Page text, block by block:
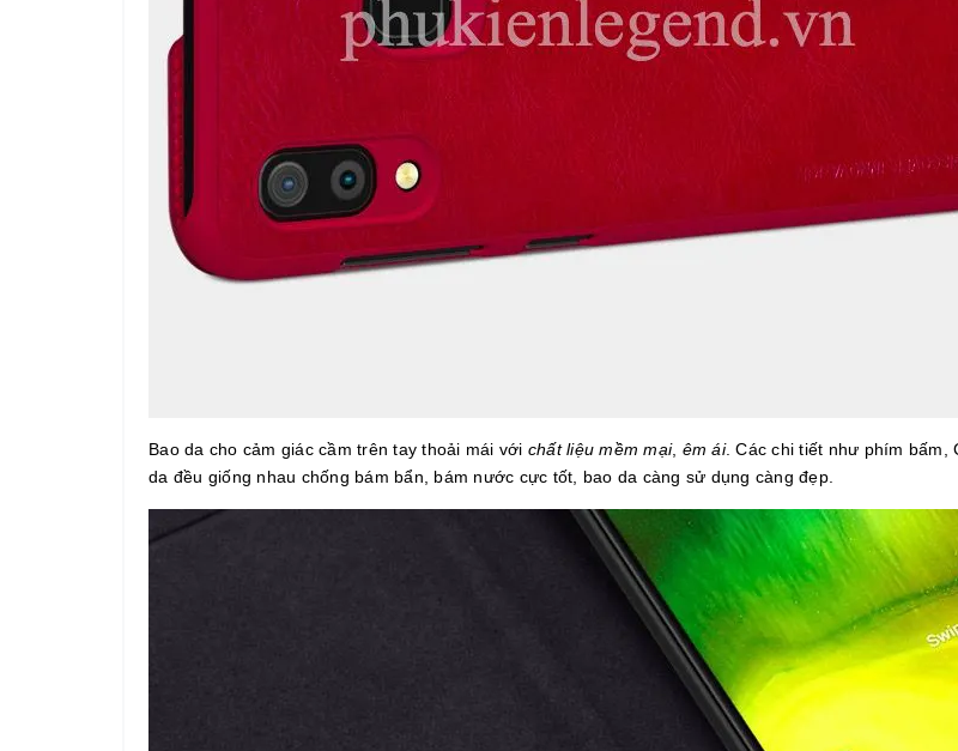
Bao da cho cảm giác cầm trên tay thoải mái với chất liệu mềm mại, êm ái. Các chi tiết như phím bấm,
da đều giống nhau chống bám bẩn, bám nước cực tốt, bao da càng sử dụng càng đẹp.